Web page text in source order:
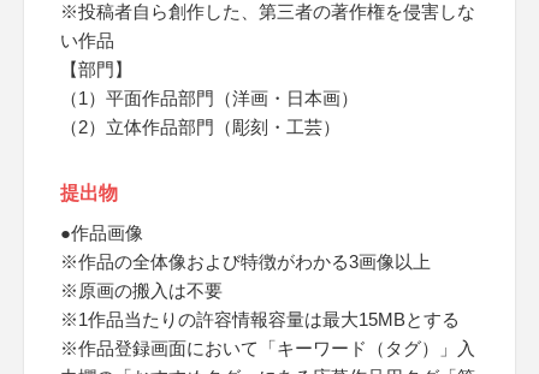
※投稿者自ら創作した、第三者の著作権を侵害しな
い作品
【部門】
（1）平面作品部門（洋画・日本画）
（2）立体作品部門（彫刻・工芸）
提出物
●作品画像
※作品の全体像および特徴がわかる3画像以上
※原画の搬入は不要
※1作品当たりの許容情報容量は最大15MBとする
※作品登録画面において「キーワード（タグ）」入